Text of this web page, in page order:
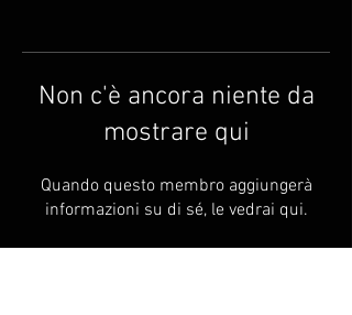
Non c'è ancora niente da
mostrare qui
Quando questo membro aggiungerà
informazioni su di sé, le vedrai qui.